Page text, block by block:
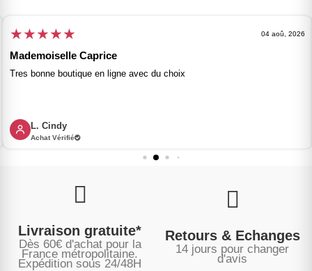
★★★★★ 04 aoû, 2026
Mademoiselle Caprice
Tres bonne boutique en ligne avec du choix
L. Cindy
Achat Vérifié
Livraison gratuite*
Dès 60€ d'achat pour la
France métropolitaine.
Expédition sous 24/48H
Retours & Echanges
14 jours pour changer
d'avis